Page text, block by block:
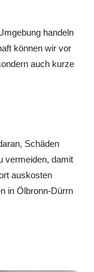
handeln
können wir vor
auch kurze
Schäden
vermeiden, damit
auskosten
in Ölbronn-Dürrn